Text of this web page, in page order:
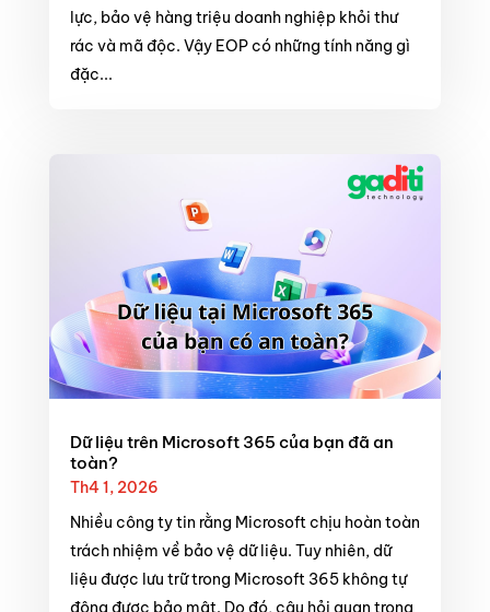
lực, bảo vệ hàng triệu doanh nghiệp khỏi thư
rác và mã độc. Vậy EOP có những tính năng gì
đặc...
Dữ liệu trên Microsoft 365 của bạn đã an
toàn?
Th4 1, 2026
Nhiều công ty tin rằng Microsoft chịu hoàn toàn
trách nhiệm về bảo vệ dữ liệu. Tuy nhiên, dữ
liệu được lưu trữ trong Microsoft 365 không tự
động được bảo mật. Do đó, câu hỏi quan trọng